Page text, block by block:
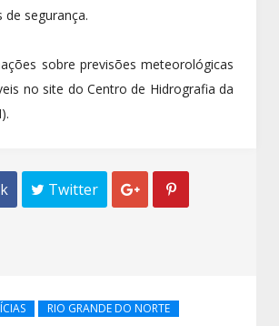
de segurança.
sobre previsões meteorológicas
no site do Centro de Hidrografia da
 Twitter  
RIO GRANDE DO NORTE